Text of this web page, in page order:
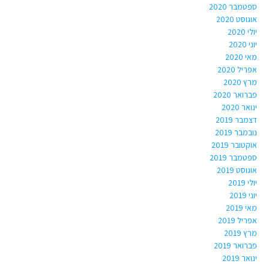
ספטמבר 2020
אוגוסט 2020
יולי 2020
יוני 2020
מאי 2020
אפריל 2020
מרץ 2020
פברואר 2020
ינואר 2020
דצמבר 2019
נובמבר 2019
אוקטובר 2019
ספטמבר 2019
אוגוסט 2019
יולי 2019
יוני 2019
מאי 2019
אפריל 2019
מרץ 2019
פברואר 2019
ינואר 2019